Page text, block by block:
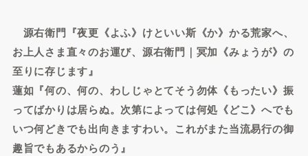
源右衛門『夜更《よふ》けといい斯《か》かる荒家へ、
お上人さま直々のお運び、源右衛門｜冥加《みょうが》の
至りに存じます』
蓮如『何の、何の、わしじゃとてそう勿体《もったい》振
ってばかりは居らぬ。次第によっては何処《どこ》へでも
いつ何どきでも出向きますわい。これがまた当流易行の御
趣旨でもあるからのう』